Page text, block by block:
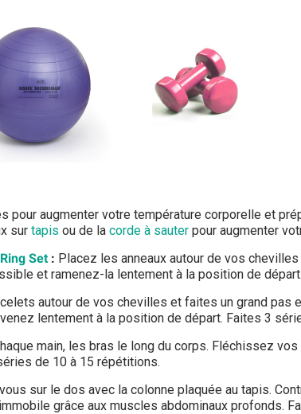
pour augmenter votre température corporelle et
sur tapis ou de la corde à sauter pour augmenter
Set : Placez les anneaux autour de vos
et ramenez-la lentement à la position de
autour de vos chevilles et faites un grand pas
lentement à la position de départ. Faites 3
main, les bras le long du corps. Fléchissez
de 10 à 15 répétitions.
sur le dos avec la colonne plaquée au tapis.
grâce aux muscles abdominaux profonds.